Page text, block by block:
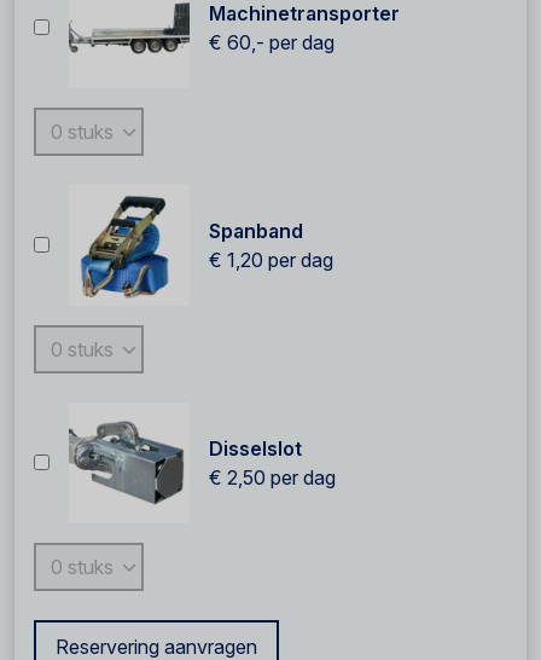
Machinetransporter
€ 60,- per dag
Spanband
€ 1,20 per dag
Disselslot
€ 2,50 per dag
Reservering aanvragen